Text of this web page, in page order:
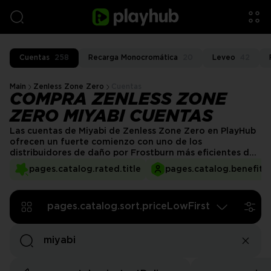
Cuentas 258 Recarga Monocromática Leveo
Main Zenless Zone Zero
COMPRA ZENLESS ZONE
ZERO MIYABI CUENTAS
pages.catalog.rated.title
Las cuentas de Miyabi de Zenless Zone Zero en PlayHub
ofrecen un fuerte comienzo con uno de los
distribuidores de daño por Frostburn más eficientes del
juego. La Habilidad Principal de Miyabi y sus poderosos
Ataques Básicos proporcionan un DPS consistente y de
valor inmediato y un potencial de daño de primer nivel,
comprar una cuenta de Miyabi ZZZ tiene mucho sentido.
pages.catalog.sort.priceLowFirst